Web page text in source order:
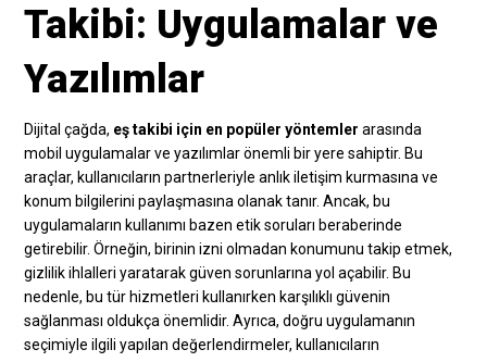
Takibi: Uygulamalar ve
Yazılımlar
Dijital çağda, eş takibi için en popüler yöntemler arasında
mobil uygulamalar ve yazılımlar önemli bir yere sahiptir. Bu
araçlar, kullanıcıların partnerleriyle anlık iletişim kurmasına ve
konum bilgilerini paylaşmasına olanak tanır. Ancak, bu
uygulamaların kullanımı bazen etik soruları beraberinde
getirebilir. Örneğin, birinin izni olmadan konumunu takip etmek,
gizlilik ihlalleri yaratarak güven sorunlarına yol açabilir. Bu
nedenle, bu tür hizmetleri kullanırken karşılıklı güvenin
sağlanması oldukça önemlidir. Ayrıca, doğru uygulamanın
seçimiyle ilgili yapılan değerlendirmeler, kullanıcıların